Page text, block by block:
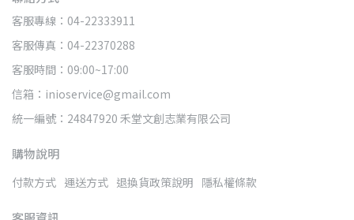
客服專線：04-22333911
客服傳真：04-22370288
客服時間：09:00~17:00
信箱：inioservice@gmail.com
統一編號：24847920 禾堂文創志業有限公司
購物說明
付款方式 運送方式 退換貨政策說明 隱私權條款